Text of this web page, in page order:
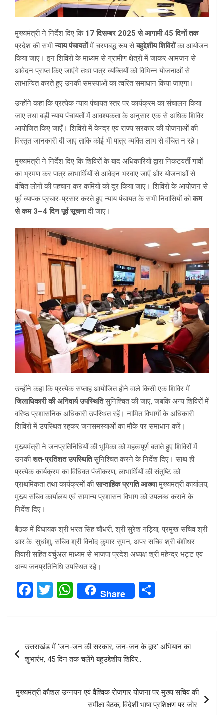
मुख्यमंत्री ने निर्देश दिए कि 17 दिसम्बर 2025 से आगामी 45 दिनों तक
प्रदेश की सभीन्याय पंचायतोंमें चरणबद्ध रूप सेबहुद्देशीय शिविरोंका आयोजन
किया जाए। इन शिविरों के माध्यम से ग्रामीण क्षेत्रों में जाकर आमजन से
आवेदन प्राप्त किए जाएंगे तथा पात्र व्यक्तियों को विभिन्न योजनाओं से
लाभान्वित करते हुए उनकी समस्याओं का त्वरित समाधान किया जाएगा।
उन्होंने कहा कि प्रत्येक न्याय पंचायत स्तर पर कार्यक्रम का संचालन किया
जाए तथा बड़ी न्याय पंचायतों में आवश्यकता के अनुसार एक से अधिक शिविर
आयोजित किए जाएँ। शिविरों में केन्द्र एवं राज्य सरकार की योजनाओं की
विस्तृत जानकारी दी जाए ताकि कोई भी पात्र व्यक्ति लाभ से वंचित न रहे।
मुख्यमंत्री ने निर्देश दिए कि शिविरों के बाद अधिकारियों द्वारा निकटवर्ती गांवों
का भ्रमण कर पात्र लाभार्थियों से आवेदन भरवाए जाएँ और योजनाओं से
वंचित लोगों की पहचान कर कमियों को दूर किया जाए। शिविरों के आयोजन से
पूर्व व्यापक प्रचार-प्रसार करते हुए न्याय पंचायत के सभी निवासियों कोकम
से कम 3–4 दिन पूर्व सूचनादी जाए।
उन्होंने कहा कि प्रत्येक सप्ताह आयोजित होने वाले किसी एक शिविर में
जिलाधिकारी की अनिवार्य उपस्थितिसुनिश्चित की जाए, जबकि अन्य शिविरों में
वरिष्ठ प्रशासनिक अधिकारी उपस्थित रहें। नामित विभागों के अधिकारी
शिविरों में उपस्थित रहकर जनसमस्याओं का मौके पर समाधान करें।
मुख्यमंत्री ने जनप्रतिनिधियों की भूमिका को महत्वपूर्ण बताते हुए शिविरों में
उनकीशत-प्रतिशत उपस्थितिसुनिश्चित करने के निर्देश दिए। साथ ही
प्रत्येक कार्यक्रम का विधिवत पंजीकरण, लाभार्थियों की संतुष्टि को
प्राथमिकता तथा कार्यक्रमों कीसाप्ताहिक प्रगति आख्यामुख्यमंत्री कार्यालय,
मुख्य सचिव कार्यालय एवं सामान्य प्रशासन विभाग को उपलब्ध कराने के
निर्देश दिए।
बैठक में विधायक श्री भरत सिंह चौधरी, श्री सुरेश गड़िया, प्रमुख सचिव श्री
आर.के. सुधांशु, सचिव श्री विनोद कुमार सुमन, अपर सचिव श्री बंशीधर
तिवारी सहित वर्चुअल माध्यम से भाजपा प्रदेश अध्यक्ष श्री महेन्द्र भट्ट एवं
अन्य जनप्रतिनिधि उपस्थित रहे।
F
ce
o
k
T
tt
er
W
at
A
p
Share
ar
navigation
उत्तराखंड में ‘जन-जन की सरकार, जन-जन के द्वार’ अभियान का
शुभारंभ, 45 दिन तक चलेंगे बहुउद्देशीय शिविर..
मुख्यमंत्री कौशल उन्नयन एवं वैश्विक रोजगार योजना पर मुख्य सचिव की
समीक्षा बैठक, विदेशी भाषा प्रशिक्षण पर जोर.